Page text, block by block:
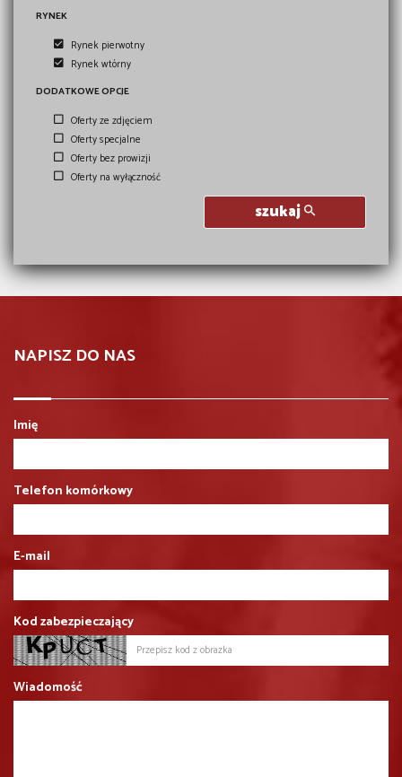
RYNEK
Rynek pierwotny
Rynek wtórny
DODATKOWE OPCJE
Oferty ze zdjęciem
Oferty specjalne
Oferty bez prowizji
Oferty na wyłączność
szukaj
NAPISZ DO NAS
Imię
Telefon komórkowy
E-mail
Kod zabezpieczający
Wiadomość